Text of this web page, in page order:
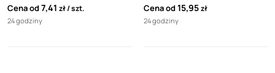
Cena od7,41 zł szt.
24 godziny
Cena od15,95zł
24 godziny